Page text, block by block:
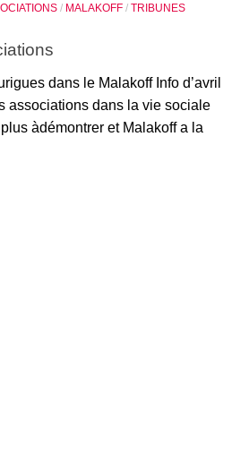
/ MALAKOFF / TRIBUNES
dans le Malakoff Info d’avril
associations dans la vie sociale
àdémontrer et Malakoff a la